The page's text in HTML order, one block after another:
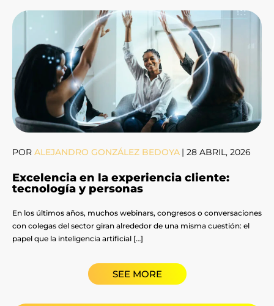
POR ALEJANDRO GONZÁLEZ BEDOYA | 28 ABRIL, 2026
Excelencia en la experiencia cliente:
tecnología y personas
En los últimos años, muchos webinars, congresos o conversaciones
con colegas del sector giran alrededor de una misma cuestión: el
papel que la inteligencia artificial […]
SEE MORE